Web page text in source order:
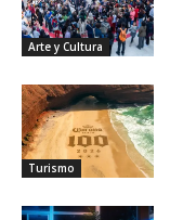
Arte y Cultura
Turismo